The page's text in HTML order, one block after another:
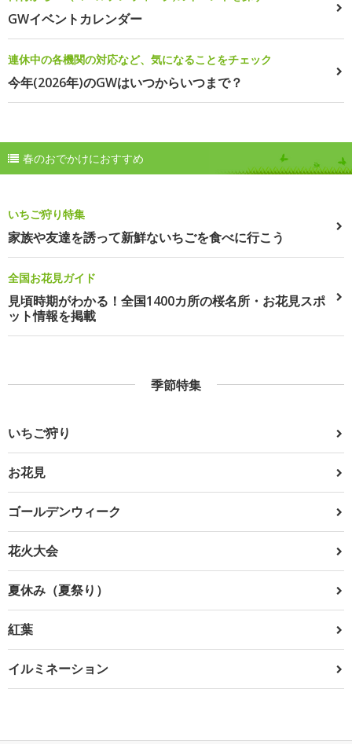
GWイベントカレンダー
連休中の各機関の対応など、気になることをチェック
今年(2026年)のGWはいつからいつまで？
春のおでかけにおすすめ
いちご狩り特集
家族や友達を誘って新鮮ないちごを食べに行こう
全国お花見ガイド
見頃時期がわかる！全国1400カ所の桜名所・お花見スポ
ット情報を掲載
季節特集
いちご狩り
お花見
ゴールデンウィーク
花火大会
夏休み（夏祭り）
紅葉
イルミネーション